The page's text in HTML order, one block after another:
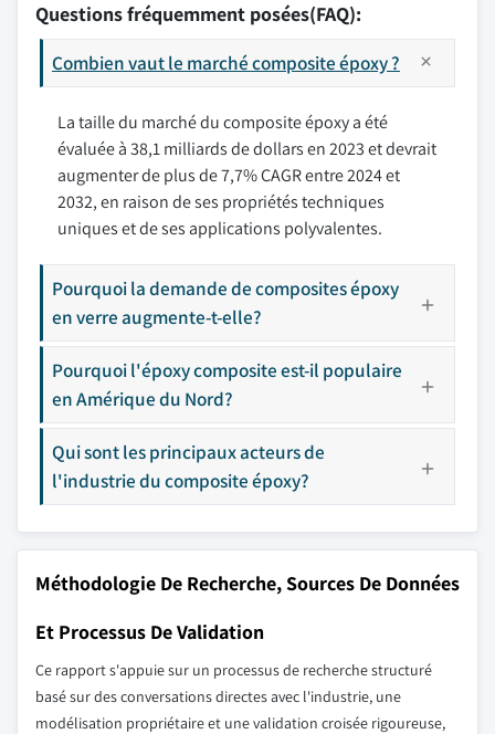
Questions fréquemment posées(FAQ):
Combien vaut le marché composite époxy ?
La taille du marché du composite époxy a été
évaluée à 38,1 milliards de dollars en 2023 et devrait
augmenter de plus de 7,7% CAGR entre 2024 et
2032, en raison de ses propriétés techniques
uniques et de ses applications polyvalentes.
Pourquoi la demande de composites époxy
en verre augmente-t-elle?
Pourquoi l'époxy composite est-il populaire
en Amérique du Nord?
Qui sont les principaux acteurs de
l'industrie du composite époxy?
Méthodologie De Recherche, Sources De Données
Et Processus De Validation
Ce rapport s'appuie sur un processus de recherche structuré
basé sur des conversations directes avec l'industrie, une
modélisation propriétaire et une validation croisée rigoureuse,